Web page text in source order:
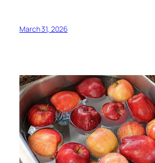
March 31, 2026